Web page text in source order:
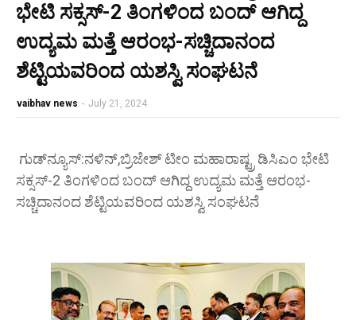
ಭೇಟಿ ಸಕ್ಸಸ್-2 ತಿಂಗಳಿಂದ ಬಂದ್ ಆಗಿದ್ದ
ಉದ್ಯಮ ಮತ್ತೆ ಆರಂಭ-ಸಚ್ಚಿದಾನಂದ
ಶೆಟ್ಟಿಯವರಿಂದ ಯಶಸ್ವಿ ಸಂಘಟನೆ
vaibhav news - July 21, 2024
ಗುಡ್‌ನ್ಯೂಸ್:ನಳಿನ್,ಬ್ರಿಜೇಶ್ ಟೀಂ ಮಹಾರಾಷ್ಟ್ರ ಡಿಸಿಎಂ ಭೇಟಿ
ಸಕ್ಸಸ್-2 ತಿಂಗಳಿಂದ ಬಂದ್ ಆಗಿದ್ದ ಉದ್ಯಮ ಮತ್ತೆ ಆರಂಭ-
ಸಚ್ಚಿದಾನಂದ ಶೆಟ್ಟಿಯವರಿಂದ ಯಶಸ್ವಿ ಸಂಘಟನೆ